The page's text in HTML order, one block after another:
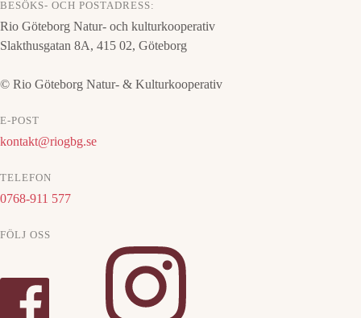
BESÖKS- OCH POSTADRESS:
Rio Göteborg Natur- och kulturkooperativ
Slakthusgatan 8A, 415 02, Göteborg
© Rio Göteborg Natur- & Kulturkooperativ
E-POST
kontakt@riogbg.se
TELEFON
0768-911 577
FÖLJ OSS